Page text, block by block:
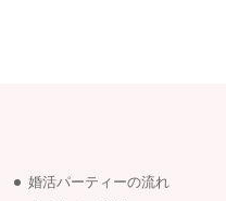
婚活パーティーの流れ